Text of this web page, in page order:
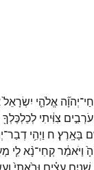
חַי־יְהוָ֞ה אֱלֹהֵ֤י יִשְׂרָאֵל֙
צִוִּ֔יתִי לְכַלְכֶּלְךָ֖
בָּאָֽרֶץ׃ ח וַיְהִ֥י דְבַר־
וַיֹּאמַ֔רקְחִי־נָ֨אלִ֧י